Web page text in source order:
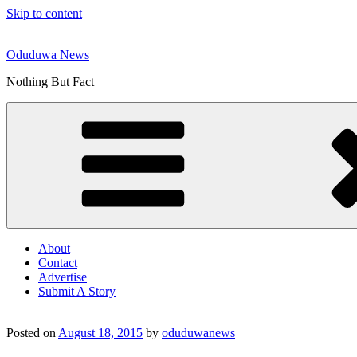
Skip to content
Oduduwa News
Nothing But Fact
About
Contact
Advertise
Submit A Story
Posted on August 18, 2015 by oduduwanews